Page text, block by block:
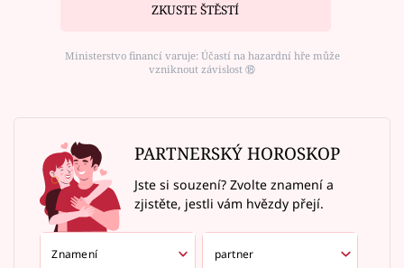
ZKUSTE ŠTĚSTÍ
Ministerstvo financí varuje: Účastí na hazardní hře může
vzniknout závislost ⑱
PARTNERSKÝ HOROSKOP
Jste si souzení? Zvolte znamení a
zjistěte, jestli vám hvězdy přejí.